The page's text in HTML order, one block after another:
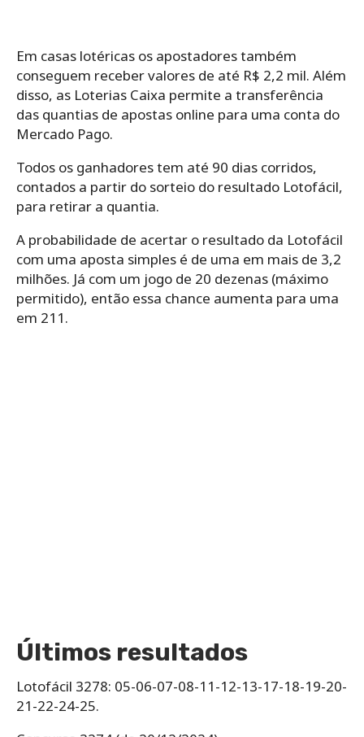
Em casas lotéricas os apostadores também
conseguem receber valores de até R$ 2,2 mil. Além
disso, as Loterias Caixa permite a transferência
das quantias de apostas online para uma conta do
Mercado Pago.
Todos os ganhadores tem até 90 dias corridos,
contados a partir do sorteio do resultado Lotofácil,
para retirar a quantia.
A probabilidade de acertar o resultado da Lotofácil
com uma aposta simples é de uma em mais de 3,2
milhões. Já com um jogo de 20 dezenas (máximo
permitido), então essa chance aumenta para uma
em 211.
Últimos resultados
Lotofácil 3278: 05-06-07-08-11-12-13-17-18-19-20-
21-22-24-25.